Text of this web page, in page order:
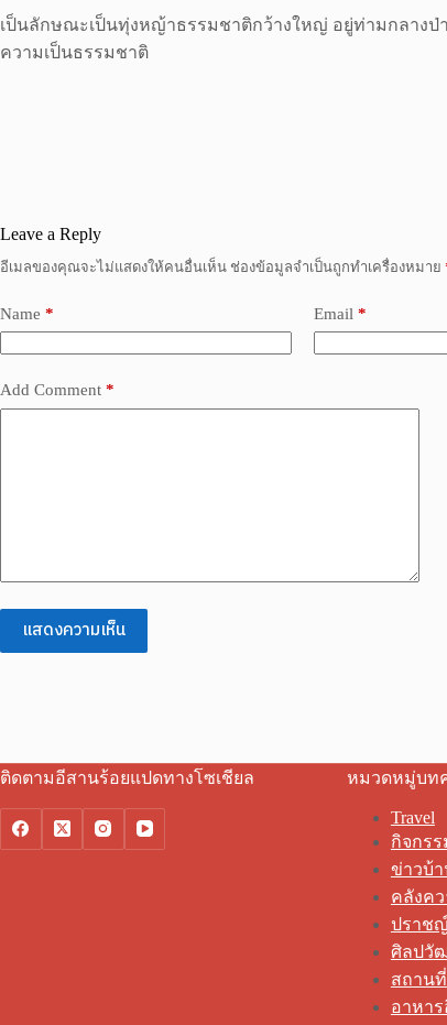
เป็นลักษณะเป็นทุ่งหญ้าธรรมชาติกว้างใหญ่ อยู่ท่ามกลาง
ความเป็นธรรมชาติ
Leave a Reply
อีเมลของคุณจะไม่แสดงให้คนอื่นเห็น ช่องข้อมูลจำเป็นถูกทำเครื่องหมาย
Name * Email *
Add Comment *
แสดงความเห็น
ติดตามอีสานร้อยแปดทางโซเชียล หมวดหมู่บท
Travel
กิจกรร
ข่าวบ้า
คลังค
ปราช
ศิลปวั
สถานที่
อาหา